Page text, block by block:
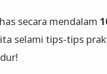
secara mendalam
selami tips-tips